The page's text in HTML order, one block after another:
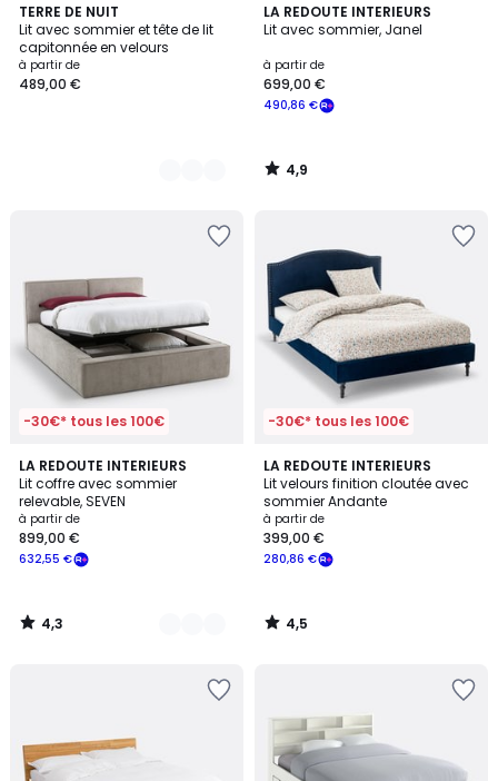
TERRE DE NUIT
Lit avec sommier et tête de lit
capitonnée en velours
à partir de
489,00 €
3
Couleurs
LA REDOUTE INTERIEURS
Lit avec sommier, Janel
à partir de
490,86 €
699,00 €
4,9
/ 5
4,9
/
-30€* tous les 100€
LA REDOUTE INTERIEURS
Lit coffre avec sommier
relevable, SEVEN
à partir de
632,55 €
899,00 €
4,3
/ 5
2
Couleurs
4,3
/
-30€* tous les 100€
LA REDOUTE INTERIEURS
Lit velours finition cloutée avec
sommier Andante
à partir de
280,86 €
399,00 €
4,5
/ 5
4,5
/